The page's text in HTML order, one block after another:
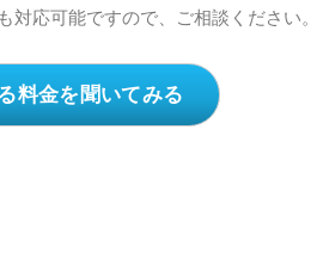
対応可能ですので、ご相談ください。
料金を聞いてみる